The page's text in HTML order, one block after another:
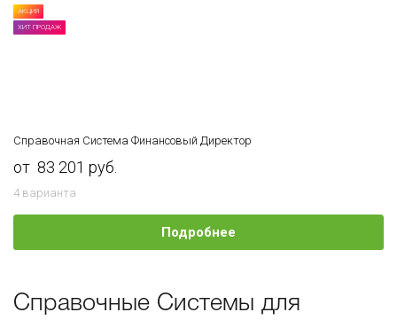
АКЦИЯ
ХИТ ПРОДАЖ
Справочная Система Финансовый Директор
от 83 201 руб.
4 варианта
Подробнее
Справочные Системы для